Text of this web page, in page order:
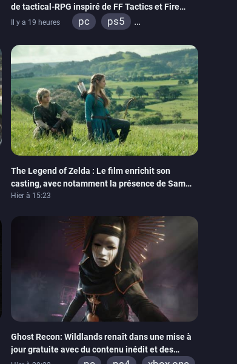
de tactical-RPG inspiré de FF Tactics et Fire
Emblem
Il y a 19 heures pc
ps5
The Legend of Zelda : Le film enrichit son
casting, avec notamment la présence de Sam
Neill
Hier à 15:23
Ghost Recon: Wildlands renaît dans une mise à
jour gratuite avec du contenu inédit et des